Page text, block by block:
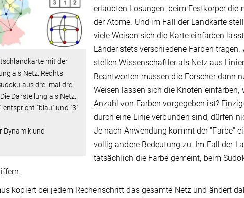
mit der
als Netz. Rechts
aus drei mal drei
Darstellung als Netz.
entspricht "blau" und "3"
und
erlaubten Lösungen, beim Festkörper die
der Atome. Und im Fall der Landkarte
viele Weisen sich die Karte einfärben
Länder stets verschiedene Farben
stellen Wissenschaftler als Netz aus
Beantworten müssen die Forscher dann
Weisen lassen sich die Knoten einfärben,
Anzahl von Farben vorgegeben ist?
durch eine Linie verbunden sind, dürfen
Je nach Anwendung kommt der "Farbe"
völlig andere Bedeutung zu. Im Fall der
tatsächlich die Farbe gemeint, beim
kopiert bei jedem Rechenschritt das gesamte Netz und ändert